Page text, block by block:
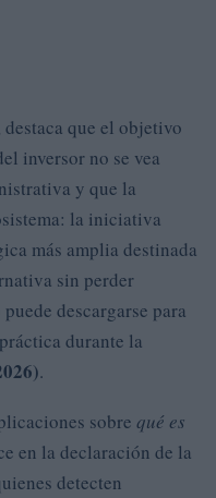
destaca que el objetivo
inversor no se vea
y que la
la iniciativa
más amplia destinada
sin perder
descargarse para
durante la
.
sobre qué es
en la declaración de la
detecten